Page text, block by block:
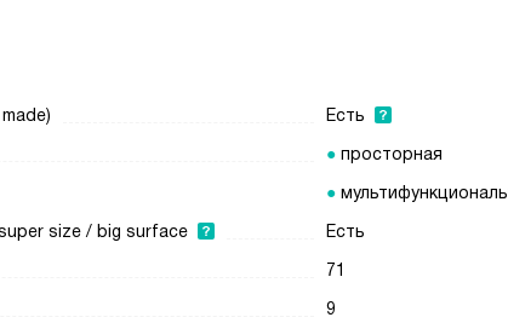
Есть
просторная
size / big surface
Есть
71
9